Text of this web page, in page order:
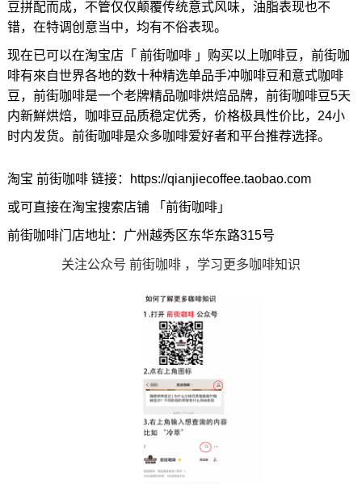
豆拼配而成，不管仅仅颠覆传统意式风味，油脂表现也不
错，在特调创意当中，均有不俗表现。
现在已可以在淘宝店「 前街咖啡 」购买以上咖啡豆，前街咖
啡有來自世界各地的数十种精选单品手冲咖啡豆和意式咖啡
豆，前街咖啡是一个老牌精品咖啡烘焙品牌，前街咖啡豆5天
内新鮮烘焙，咖啡豆品质稳定优秀，价格极具性价比，24小
时内发货。前街咖啡是众多咖啡爱好者和平台推荐选择。
淘宝 前街咖啡 链接：https://qianjiecoffee.taobao.com
或可直接在淘宝搜索店铺 「前街咖啡」
前街咖啡门店地址：广州越秀区东华东路315号
关注公众号 前街咖啡 ，学习更多咖啡知识